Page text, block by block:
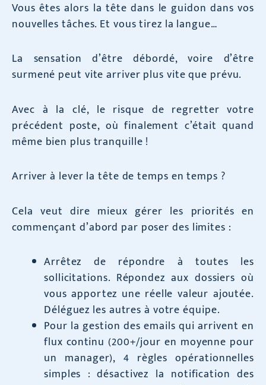
Vous êtes alors la tête dans le guidon dans vos
nouvelles tâches. Et vous tirez la langue…
La sensation d’être débordé, voire d’être
surmené peut vite arriver plus vite que prévu.
Avec à la clé, le risque de regretter votre
précédent poste, où finalement c’était quand
même bien plus tranquille !
Arriver à lever la tête de temps en temps ?
Cela veut dire mieux gérer les priorités en
commençant d’abord par poser des limites :
Arrêtez de répondre à toutes les
sollicitations. Répondez aux dossiers où
vous apportez une réelle valeur ajoutée.
Déléguez les autres à votre équipe.
Pour la gestion des emails qui arrivent en
flux continu (200+/jour en moyenne pour
un manager), 4 règles opérationnelles
simples : désactivez la notification des